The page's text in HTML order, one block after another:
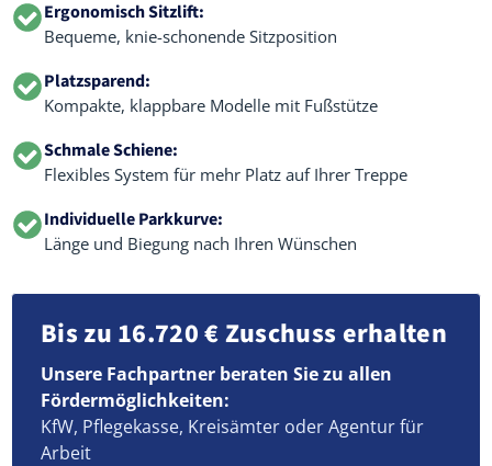
Ergonomisch Sitzlift:
Bequeme, knie-schonende Sitzposition
Platzsparend:
Kompakte, klappbare Modelle mit Fußstütze
Schmale Schiene:
Flexibles System für mehr Platz auf Ihrer Treppe
Individuelle Parkkurve:
Länge und Biegung nach Ihren Wünschen
Bis zu 16.720 € Zuschuss erhalten
Unsere Fachpartner beraten Sie zu allen
Fördermöglichkeiten:
KfW, Pflegekasse, Kreisämter oder Agentur für
Arbeit